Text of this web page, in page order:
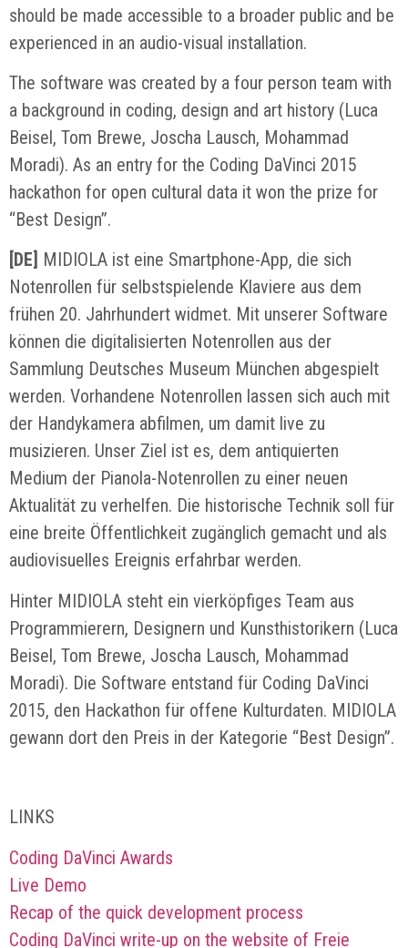
should be made accessible to a broader public and be
experienced in an audio-visual installation.
The software was created by a four person team with
a background in coding, design and art history (Luca
Beisel, Tom Brewe, Joscha Lausch, Mohammad
Moradi). As an entry for the Coding DaVinci 2015
hackathon for open cultural data it won the prize for
“Best Design”.
[DE] MIDIOLA ist eine Smartphone-App, die sich
Notenrollen für selbstspielende Klaviere aus dem
frühen 20. Jahrhundert widmet. Mit unserer Software
können die digitalisierten Notenrollen aus der
Sammlung Deutsches Museum München abgespielt
werden. Vorhandene Notenrollen lassen sich auch mit
der Handykamera abfilmen, um damit live zu
musizieren. Unser Ziel ist es, dem antiquierten
Medium der Pianola-Notenrollen zu einer neuen
Aktualität zu verhelfen. Die historische Technik soll für
eine breite Öffentlichkeit zugänglich gemacht und als
audiovisuelles Ereignis erfahrbar werden.
Hinter MIDIOLA steht ein vierköpfiges Team aus
Programmierern, Designern und Kunsthistorikern (Luca
Beisel, Tom Brewe, Joscha Lausch, Mohammad
Moradi). Die Software entstand für Coding DaVinci
2015, den Hackathon für offene Kulturdaten. MIDIOLA
gewann dort den Preis in der Kategorie “Best Design”.
LINKS
Coding DaVinci Awards
Live Demo
Recap of the quick development process
Coding DaVinci write-up on the website of Freie